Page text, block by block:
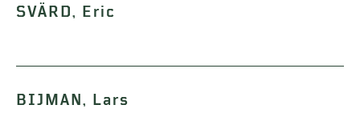
SVÄRD, Eric
BIJMAN, Lars